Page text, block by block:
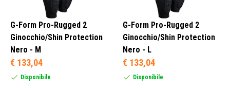
Protezione Ginocchio (28)
L (6)
G-Form Pro-Rugged 2
Ginocchio/Shin Protection
Nero - M
€ 133,04
Disponibile
G-Form Pro-Rugged 2
Ginocchio/Shin Protection
Nero - L
€ 133,04
Disponibile